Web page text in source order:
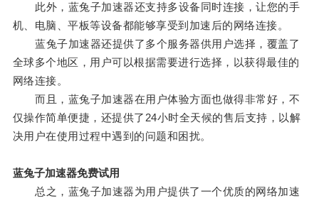
此外，蓝兔子加速器还支持多设备同时连接，让您的手
机、电脑、平板等设备都能够享受到加速后的网络连接。
蓝兔子加速器还提供了多个服务器供用户选择，覆盖了
全球多个地区，用户可以根据需要进行选择，以获得最佳的
网络连接。
而且，蓝兔子加速器在用户体验方面也做得非常好，不
仅操作简单便捷，还提供了24小时全天候的售后支持，以解
决用户在使用过程中遇到的问题和困扰。
蓝兔子加速器免费试用
总之，蓝兔子加速器为用户提供了一个优质的网络加速